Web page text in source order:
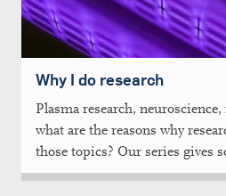
Why I do research
Plasma research,
what are the reasons why
those topics? Our series gives